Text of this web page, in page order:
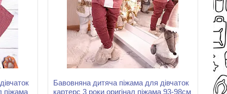
піжама
Бавовняна дитяча піжама для дівчаток
картерс 3 роки оригінал піжама 93-98см